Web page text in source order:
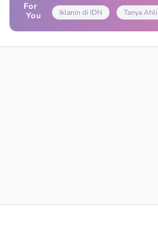
For
You
Iklanin di IDN Tanya Ahli